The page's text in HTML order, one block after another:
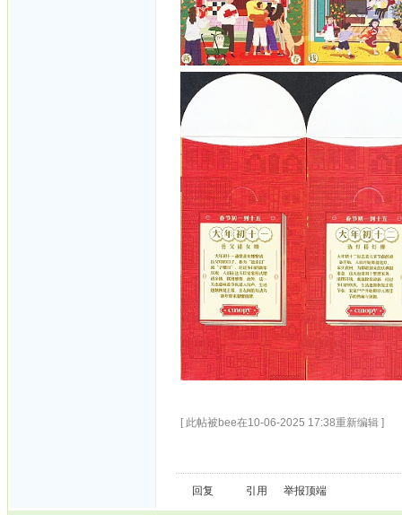
[ 此帖被bee在10-06-2025 17:38重新编辑 ]
回复 引用 举报顶端